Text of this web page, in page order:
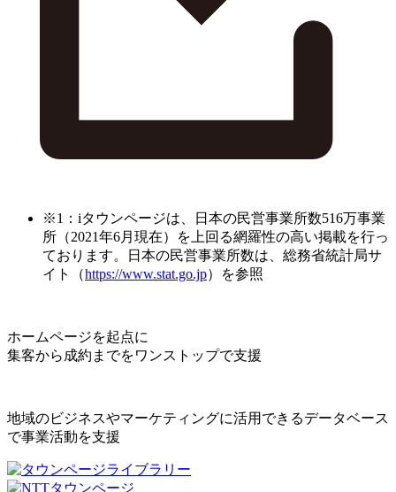
※1：iタウンページは、日本の民営事業所数516万事業
所（2021年6月現在）を上回る網羅性の高い掲載を行っ
ております。日本の民営事業所数は、総務省統計局サ
イト（https://www.stat.go.jp）を参照
ホームページを起点に
集客から成約までをワンストップで支援
地域のビジネスやマーケティングに活用できるデータベース
で事業活動を支援